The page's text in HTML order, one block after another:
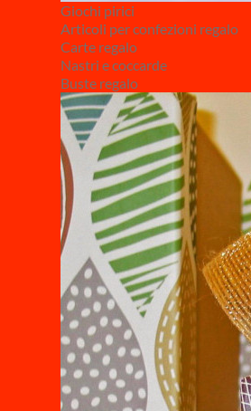
Giochi pirici
Articoli per confezioni regalo
Carte regalo
Nastri e coccarde
Buste regalo